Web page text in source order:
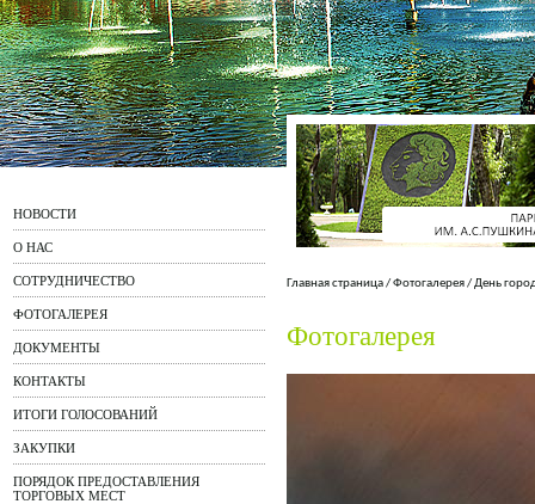
НОВОСТИ
О НАС
СОТРУДНИЧЕСТВО
ФОТОГАЛЕРЕЯ
ДОКУМЕНТЫ
КОНТАКТЫ
ИТОГИ ГОЛОСОВАНИЙ
ЗАКУПКИ
ПОРЯДОК ПРЕДОСТАВЛЕНИЯ
ТОРГОВЫХ МЕСТ
Главная страница/Фотогалерея/День
Фотогалерея